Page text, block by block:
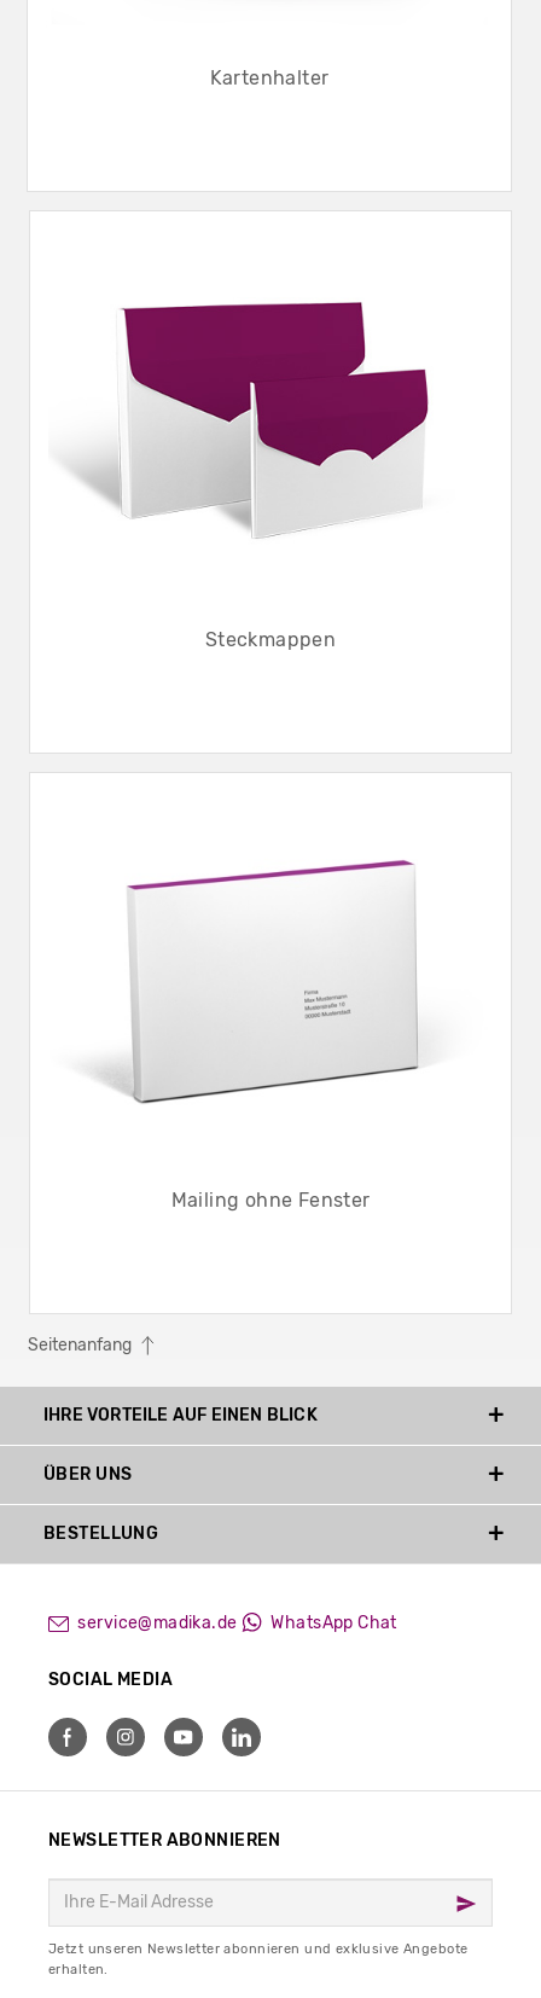
Kartenhalter
Steckmappen
Mailing ohne Fenster
Seitenanfang
IHRE VORTEILE AUF EINEN BLICK
service@madika.de WhatsApp Chat
SOCIAL MEDIA
ÜBER UNS
BESTELLUNG
NEWSLETTER ABONNIEREN
Jetzt unseren Newsletter abonnieren und exklusive Angebote
erhalten.